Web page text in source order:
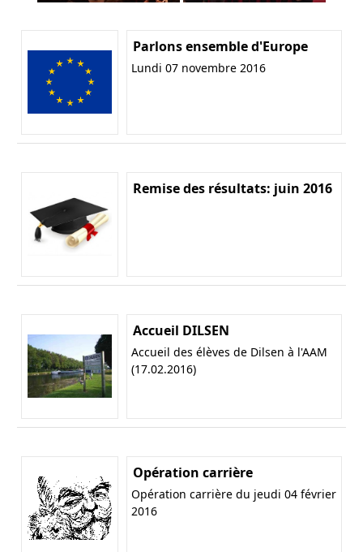
Parlons ensemble d'Europe
Lundi 07 novembre 2016
Remise des résultats: juin 2016
Accueil DILSEN
Accueil des élèves de Dilsen à l'AAM
(17.02.2016)
Opération carrière
Opération carrière du jeudi 04 février
2016